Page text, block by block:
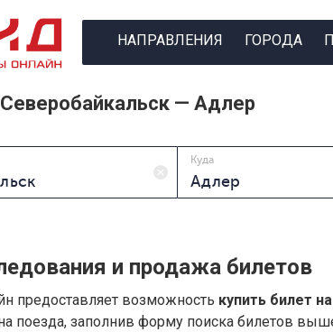
НАПРАВЛЕНИЯ ГОРОДА
— Адлер
Куда
и продажа билетов
предоставляет возможность купить билет
поезда, заполнив форму поиска билетов